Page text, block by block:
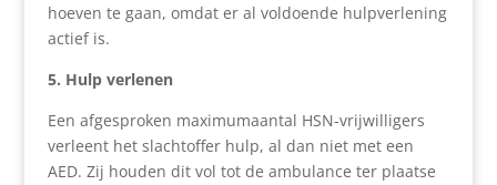
hoeven te gaan, omdat er al voldoende hulpverlening
actief is.
5. Hulp verlenen
Een afgesproken maximumaantal HSN-vrijwilligers
verleent het slachtoffer hulp, al dan niet met een
AED. Zij houden dit vol tot de ambulance ter plaatse